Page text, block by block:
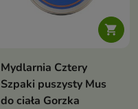

Mydlarnia Cztery
Szpaki puszysty Mus
do ciała Gorzka